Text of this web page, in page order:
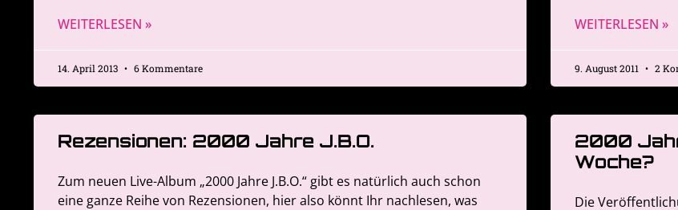
WEITERLESEN »
14. April 2013 6 Kommentare
WEITERLESEN »
9. August 2011 2
Rezensionen: 2000 Jahre J.B.O.
Zum neuen Live-Album „2000 Jahre J.B.O.“ gibt es natürlich auch schon
eine ganze Reihe von Rezensionen, hier also könnt Ihr nachlesen, was
2000
Woche?
Die